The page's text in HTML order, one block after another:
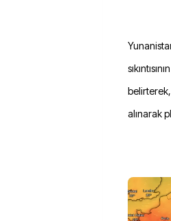
belirterek,
alınarak